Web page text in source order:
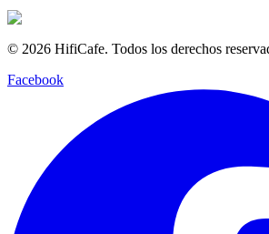
© 2026 HifiCafe. Todos los derechos
Facebook